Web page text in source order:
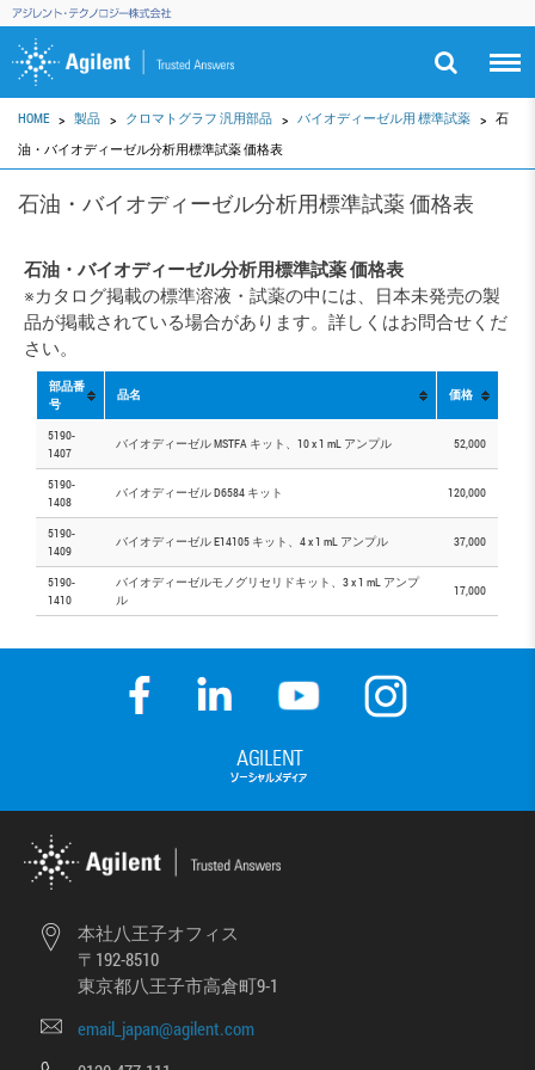
HOME 製品 クロマトグラフ 汎用部品 バイオディーゼル用 標準試薬
石
油・バイオディーゼル分析用標準試薬 価格表
石油・バイオディーゼル分析用標準試薬 価格表
石油・バイオディーゼル分析用標準試薬 価格表
※カタログ掲載の標準溶液・試薬の中には、日本未発売の製
品が掲載されている場合があります。詳しくはお問合せくだ
さい。
部品番
号
品名 価格
5190-
1407
バイオディーゼル MSTFA キット、10 x 1 mL アンプル 52,000
5190-
1408
バイオディーゼル D6584 キット 120,000
5190-
1409
バイオディーゼル E14105 キット、4 x 1 mL アンプル 37,000
5190-
1410
バイオディーゼルモノグリセリドキット、3 x 1 mL アンプ
ル
17,000
本社八王子オフィス
〒192-8510
東京都八王子市高倉町9-1
email_japan@agilent.com